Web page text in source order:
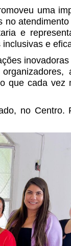
uma
no
e
e
que cada vez
no Centro.